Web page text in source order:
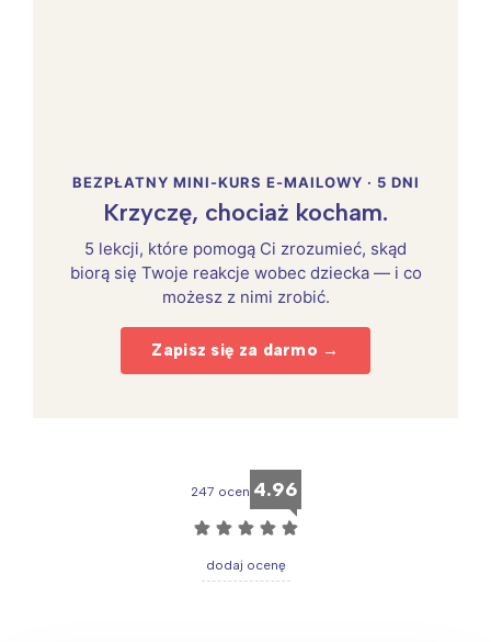
BEZPŁATNY MINI-KURS E-MAILOWY · 5 DNI
Krzyczę, chociaż kocham.
5 lekcji, które pomogą Ci zrozumieć, skąd
biorą się Twoje reakcje wobec dziecka — i co
możesz z nimi zrobić.
Zapisz się za darmo →
247 ocen 4.96
☆ ☆ ☆ ☆ ☆
dodaj ocenę